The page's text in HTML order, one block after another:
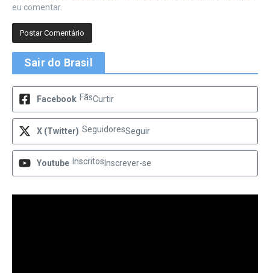
eu comentar.
Sair do Brasil
Facebook FãsCurtir
X (Twitter) SeguidoresSeguir
Youtube Inscritos Inscrever-se